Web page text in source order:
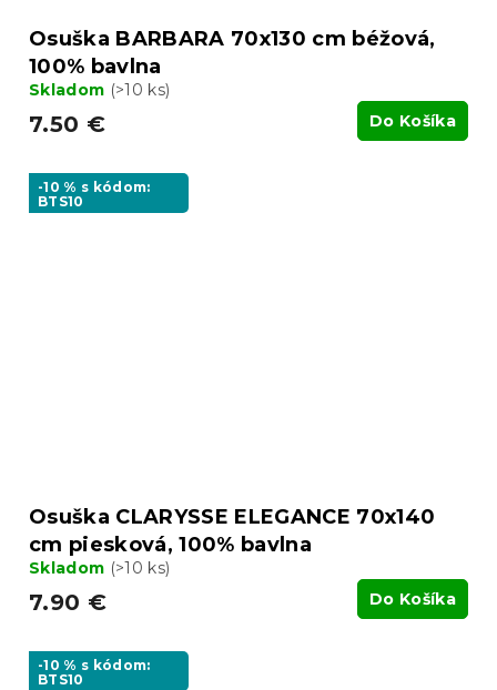
Osuška BARBARA 70x130 cm béžová,
100% bavlna
Skladom (>10 ks)
7.50 € Do Košíka
-10 % s kódom:
BTS10
Osuška CLARYSSE ELEGANCE 70x140
cm piesková, 100% bavlna
Skladom (>10 ks)
7.90 € Do Košíka
-10 % s kódom:
BTS10